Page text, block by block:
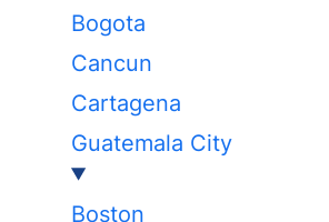
Bogota
Cancun
Cartagena
Guatemala City
Boston